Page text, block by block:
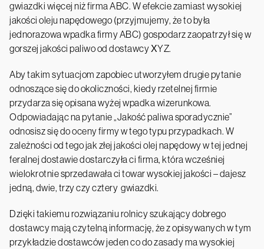
gwiazdki więcej niż firma ABC. W efekcie zamiast wysokiej
jakości oleju napędowego (przyjmujemy, że to była
jednorazowa wpadka firmy ABC) gospodarz zaopatrzył się w
gorszej jakości paliwo od dostawcy XYZ.
Aby takim sytuacjom zapobiec utworzyłem drugie pytanie
odnoszące się do okoliczności, kiedy rzetelnej firmie
przydarza się opisana wyżej wpadka wizerunkowa.
Odpowiadając na pytanie „Jakość paliwa sporadycznie”
odnosisz się do oceny firmy w tego typu przypadkach. W
zależności od tego jak złej jakości olej napędowy w tej jednej
feralnej dostawie dostarczyła ci firma, która wcześniej
wielokrotnie sprzedawała ci towar wysokiej jakości – dajesz
jedną, dwie, trzy czy cztery gwiazdki.
Dzięki takiemu rozwiązaniu rolnicy szukający dobrego
dostawcy mają czytelną informację, że z opisywanych w tym
przykładzie dostawców jeden co do zasady ma wysokiej